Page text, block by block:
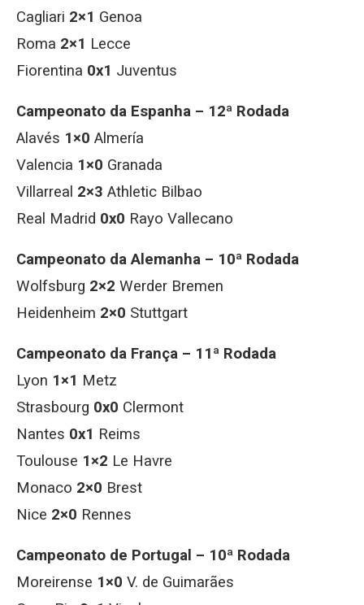
Cagliari 2×1 Genoa
Roma 2×1 Lecce
Fiorentina 0x1 Juventus
Campeonato da Espanha – 12ª Rodada
Alavés 1×0 Almería
Valencia 1×0 Granada
Villarreal 2×3 Athletic Bilbao
Real Madrid 0x0 Rayo Vallecano
Campeonato da Alemanha – 10ª Rodada
Wolfsburg 2×2 Werder Bremen
Heidenheim 2×0 Stuttgart
Campeonato da França – 11ª Rodada
Lyon 1×1 Metz
Strasbourg 0x0 Clermont
Nantes 0x1 Reims
Toulouse 1×2 Le Havre
Monaco 2×0 Brest
Nice 2×0 Rennes
Campeonato de Portugal – 10ª Rodada
Moreirense 1×0 V. de Guimarães